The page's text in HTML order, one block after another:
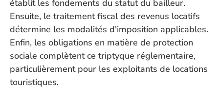
établit les fondements du statut du bailleur.
Ensuite, le traitement fiscal des revenus locatifs
détermine les modalités d'imposition applicables.
Enfin, les obligations en matière de protection
sociale complètent ce triptyque réglementaire,
particulièrement pour les exploitants de locations
touristiques.